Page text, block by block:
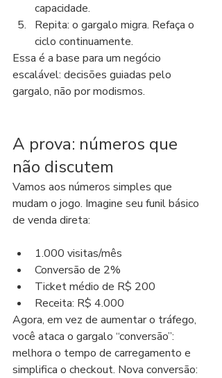
capacidade.
Repita: o gargalo migra. Refaça o
ciclo continuamente.
Essa é a base para um negócio
escalável: decisões guiadas pelo
gargalo, não por modismos.
A prova: números que
não discutem
Vamos aos números simples que
mudam o jogo. Imagine seu funil básico
de venda direta:
1.000 visitas/mês
Conversão de 2%
Ticket médio de R$ 200
Receita: R$ 4.000
Agora, em vez de aumentar o tráfego,
você ataca o gargalo “conversão”:
melhora o tempo de carregamento e
simplifica o checkout. Nova conversão: